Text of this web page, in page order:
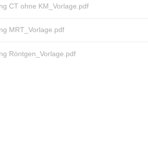
CT ohne KM_Vorlage.pdf
MRT_Vorlage.pdf
Röntgen_Vorlage.pdf